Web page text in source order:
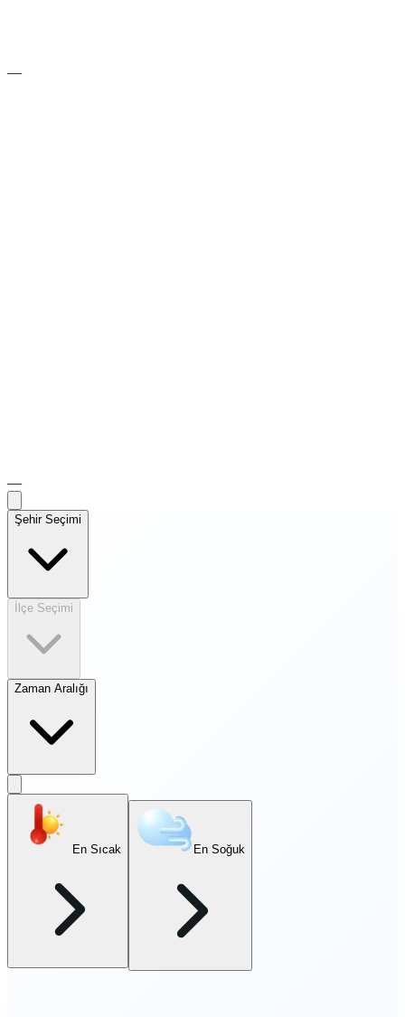
—
—
Şehir Seçimi
İlçe Seçimi
Zaman Aralığı
En Sıcak En Soğuk